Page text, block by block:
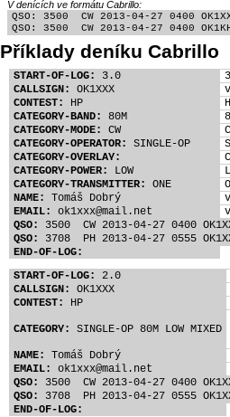
V denících ve formátu Cabrillo:
QSO: 3500  CW 2013-04-27 0400
QSO: 3500  CW 2013-04-27 0400
Příklady deníku Cabrillo
START-OF-LOG: 3.0
CALLSIGN:
OK1XXX
CONTEST:
HP
CATEGORY-BAND:
80M
CATEGORY-MODE:
CW
CATEGORY-OPERATOR:
SINGLE-OP
CATEGORY-OVERLAY:
CATEGORY-POWER:
LOW
CATEGORY-TRANSMITTER:
ONE
NAME:
Tomáš Dobrý
EMAIL:
ok1xxx@mail.net
QSO:
3500  CW 2013-04-27 0400
QSO:
3708  PH 2013-04-27 0555
END-OF-LOG:
START-OF-LOG:
2.0
CALLSIGN:
OK1XXX
CONTEST:
HP
CATEGORY: SINGLE-OP 80M LOW MIXED
NAME:
Tomáš Dobrý
EMAIL:
ok1xxx@mail.net
QSO:
3500  CW 2013-04-27 0400
QSO:
3708  PH 2013-04-27 0555
END-OF-LOG: